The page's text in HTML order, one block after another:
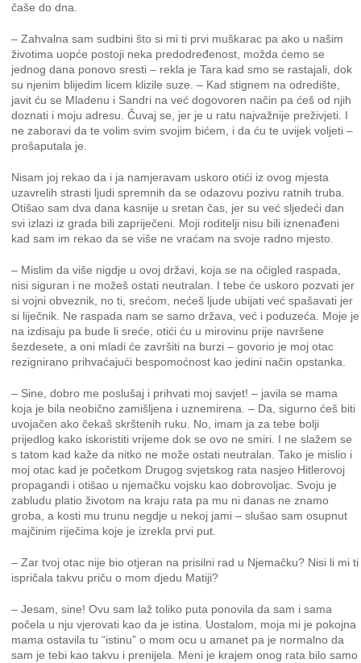
čaše do dna.
– Zahvalna sam sudbini što si mi ti prvi muškarac pa ako u našim
životima uopće postoji neka predodređenost, možda ćemo se
jednog dana ponovo sresti – rekla je Tara kad smo se rastajali, dok
su njenim blijedim licem klizile suze. – Kad stignem na odredište,
javit ću se Mladenu i Sandri na već dogovoren način pa ćeš od njih
doznati i moju adresu. Čuvaj se, jer je u ratu najvažnije preživjeti. I
ne zaboravi da te volim svim svojim bićem, i da ću te uvijek voljeti –
prošaputala je.
Nisam joj rekao da i ja namjeravam uskoro otići iz ovog mjesta
uzavrelih strasti ljudi spremnih da se odazovu pozivu ratnih truba.
Otišao sam dva dana kasnije u sretan čas, jer su već sljedeći dan
svi izlazi iz grada bili zapriječeni. Moji roditelji nisu bili iznenađeni
kad sam im rekao da se više ne vraćam na svoje radno mjesto.
– Mislim da više nigdje u ovoj državi, koja se na očigled raspada,
nisi siguran i ne možeš ostati neutralan. I tebe će uskoro pozvati jer
si vojni obveznik, no ti, srećom, nećeš ljude ubijati već spašavati jer
si liječnik. Ne raspada nam se samo država, već i poduzeća. Moje je
na izdisaju pa bude li sreće, otići ću u mirovinu prije navršene
šezdesete, a oni mladi će završiti na burzi – govorio je moj otac
rezignirano prihvaćajući bespomoćnost kao jedini način opstanka.
– Sine, dobro me poslušaj i prihvati moj savjet! – javila se mama
koja je bila neobično zamišljena i uznemirena. – Da, sigurno ćeš biti
uvojačen ako čekaš skrštenih ruku. No, imam ja za tebe bolji
prijedlog kako iskoristiti vrijeme dok se ovo ne smiri. I ne slažem se
s tatom kad kaže da nitko ne može ostati neutralan. Tako je mislio i
moj otac kad je početkom Drugog svjetskog rata nasjeo Hitlerovoj
propagandi i otišao u njemačku vojsku kao dobrovoljac. Svoju je
zabludu platio životom na kraju rata pa mu ni danas ne znamo
groba, a kosti mu trunu negdje u nekoj jami – slušao sam osupnut
majčinim riječima koje je izrekla prvi put.
– Zar tvoj otac nije bio otjeran na prisilni rad u Njemačku? Nisi li mi ti
ispričala takvu priču o mom djedu Matiji?
– Jesam, sine! Ovu sam laž toliko puta ponovila da sam i sama
počela u nju vjerovati kao da je istina. Uostalom, moja mi je pokojna
mama ostavila tu “istinu” o mom ocu u amanet pa je normalno da
sam je tebi kao takvu i prenijela. Meni je krajem onog rata bilo samo